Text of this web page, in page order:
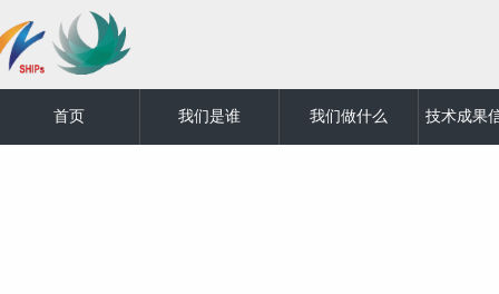
首页 我们是谁 我们做什么 技术成果